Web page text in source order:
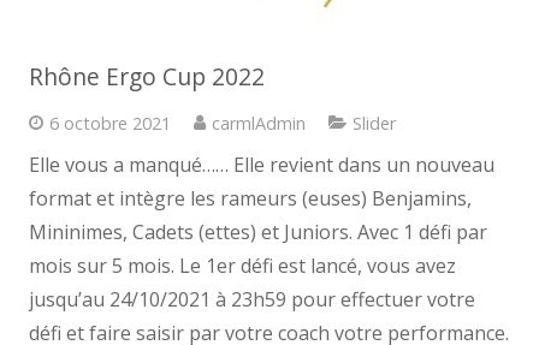
Rhône Ergo Cup 2022
6 octobre 2021 carmlAdmin Slider
Elle vous a manqué…… Elle revient dans un nouveau
format et intègre les rameurs (euses) Benjamins,
Mininimes, Cadets (ettes) et Juniors. Avec 1 défi par
mois sur 5 mois. Le 1er défi est lancé, vous avez
jusqu’au 24/10/2021 à 23h59 pour effectuer votre
défi et faire saisir par votre coach votre performance.